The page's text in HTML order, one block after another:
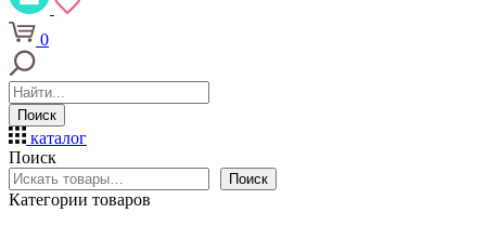
0
Поиск
каталог
Поиск
Поиск
Категории товаров